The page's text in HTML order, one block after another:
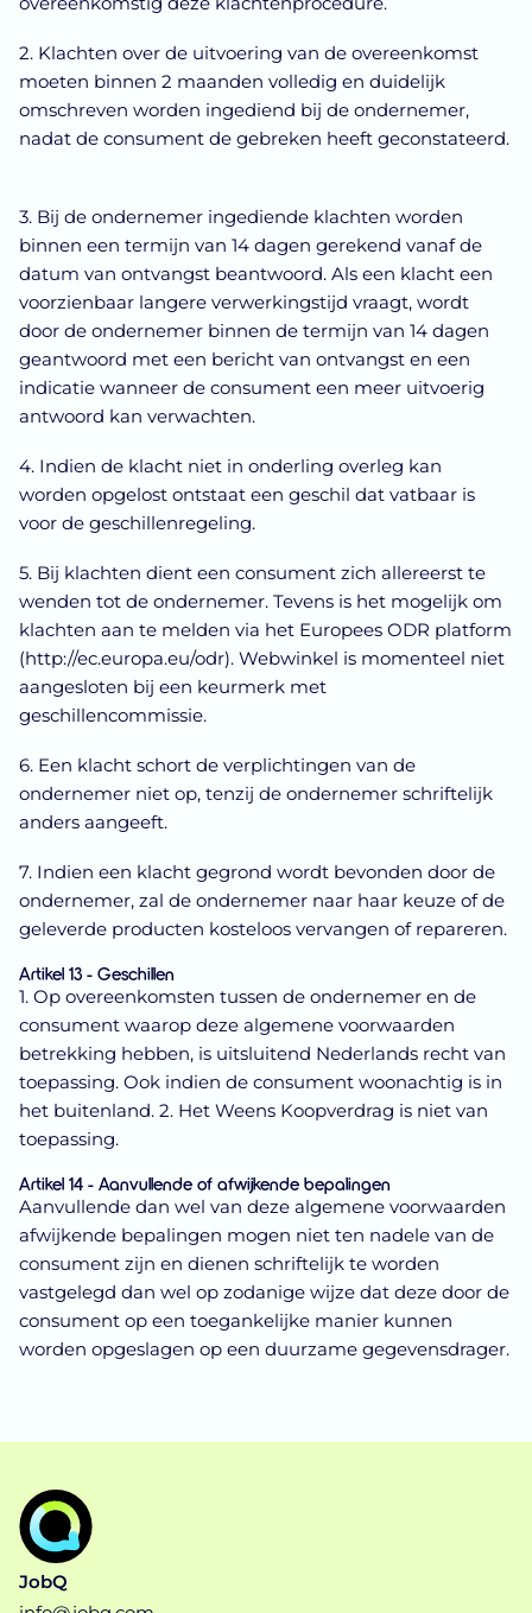
2. Klachten over de uitvoering van de overeenkomst
moeten binnen 2 maanden volledig en duidelijk
omschreven worden ingediend bij de ondernemer,
nadat de consument de gebreken heeft geconstateerd.
3. Bij de ondernemer ingediende klachten worden
binnen een termijn van 14 dagen gerekend vanaf de
datum van ontvangst beantwoord. Als een klacht een
voorzienbaar langere verwerkingstijd vraagt, wordt
door de ondernemer binnen de termijn van 14 dagen
geantwoord met een bericht van ontvangst en een
indicatie wanneer de consument een meer uitvoerig
antwoord kan verwachten.
4. Indien de klacht niet in onderling overleg kan
worden opgelost ontstaat een geschil dat vatbaar is
voor de geschillenregeling.
5. Bij klachten dient een consument zich allereerst te
wenden tot de ondernemer. Tevens is het mogelijk om
klachten aan te melden via het Europees ODR platform
(http://ec.europa.eu/odr). Webwinkel is momenteel niet
aangesloten bij een keurmerk met
geschillencommissie.
6. Een klacht schort de verplichtingen van de
ondernemer niet op, tenzij de ondernemer schriftelijk
anders aangeeft.
7. Indien een klacht gegrond wordt bevonden door de
ondernemer, zal de ondernemer naar haar keuze of de
geleverde producten kosteloos vervangen of repareren.
Artikel 13 - Geschillen
1. Op overeenkomsten tussen de ondernemer en de
consument waarop deze algemene voorwaarden
betrekking hebben, is uitsluitend Nederlands recht van
toepassing. Ook indien de consument woonachtig is in
het buitenland. 2. Het Weens Koopverdrag is niet van
toepassing.
Artikel 14 - Aanvullende of afwijkende bepalingen
Aanvullende dan wel van deze algemene voorwaarden
afwijkende bepalingen mogen niet ten nadele van de
consument zijn en dienen schriftelijk te worden
vastgelegd dan wel op zodanige wijze dat deze door de
consument op een toegankelijke manier kunnen
worden opgeslagen op een duurzame gegevensdrager.
JobQ